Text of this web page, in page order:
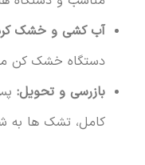
آب کشی و خشک
دستگاه خشک
بازرسی و تحویل:پس
کامل، تشک ها به